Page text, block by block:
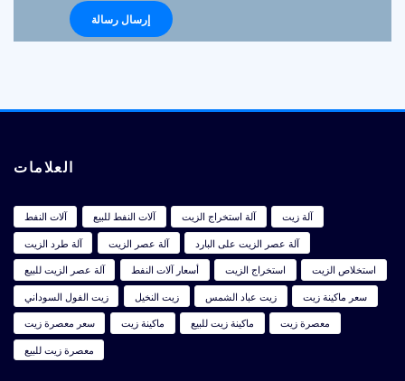
العلامات
آلات النفط آلات النفط للبيع آلة استخراج الزيت
آلة زيت
آلة طرد الزيت
آلة عصر الزيت
آلة عصر الزيت على البارد
آلة عصر الزيت للبيع
أسعار آلات النفط استخراج الزيت
استخلاص الزيت
زيت الفول السوداني
زيت النخيل زيت عباد الشمس
سعر ماكينة زيت
سعر معصرة زيت
ماكينة زيت ماكينة زيت للبيع
معصرة زيت
معصرة زيت للبيع